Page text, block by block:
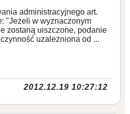
administracyjnego art.
"Jeżeli w wyznaczonym
zostaną uiszczone, podanie
uzależniona od ...
2012.12.19 10:27:12